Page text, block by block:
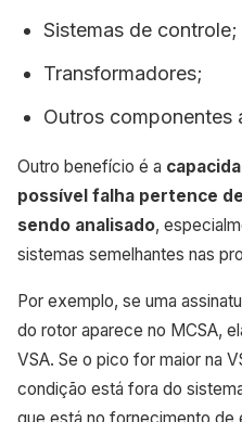
Sistemas de controle;
Transformadores;
Outros componentes
Outro benefício é a
possível falha pertence
sendo analisado,
sistemas semelhantes nas
Por exemplo, se uma
do rotor aparece no MCSA,
VSA. Se o pico for maior na
condição está fora do